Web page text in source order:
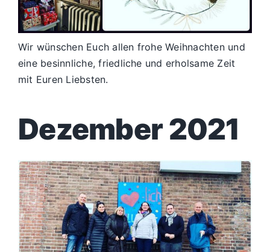
Wir wünschen Euch allen frohe Weihnachten und
eine besinnliche, friedliche und erholsame Zeit
mit Euren Liebsten.
Dezember 2021